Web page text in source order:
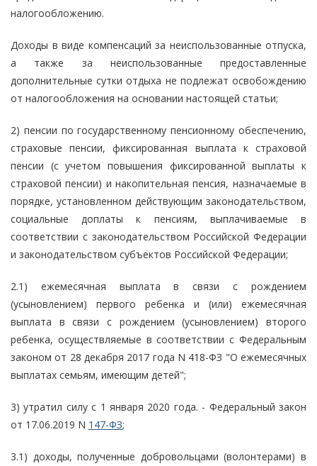
налогообложению.
Доходы в виде компенсаций за неиспользованные отпуска,
а также за неиспользованные предоставленные
дополнительные сутки отдыха не подлежат освобождению
от налогообложения на основании настоящей статьи;
2) пенсии по государственному пенсионному обеспечению,
страховые пенсии, фиксированная выплата к страховой
пенсии (с учетом повышения фиксированной выплаты к
страховой пенсии) и накопительная пенсия, назначаемые в
порядке, установленном действующим законодательством,
социальные доплаты к пенсиям, выплачиваемые в
соответствии с законодательством Российской Федерации
и законодательством субъектов Российской Федерации;
2.1) ежемесячная выплата в связи с рождением
(усыновлением) первого ребенка и (или) ежемесячная
выплата в связи с рождением (усыновлением) второго
ребенка, осуществляемые в соответствии с Федеральным
законом от 28 декабря 2017 года N 418-ФЗ "О ежемесячных
выплатах семьям, имеющим детей";
3) утратил силу с 1 января 2020 года. - Федеральный закон
от 17.06.2019 N 147-ФЗ;
3.1) доходы, полученные добровольцами (волонтерами) в